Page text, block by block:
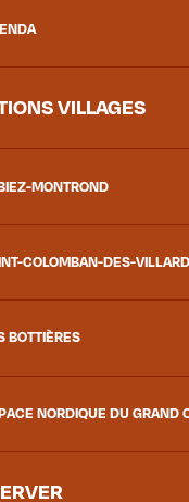
VILLAGES
MONTROND
COLOMBAN-DES-
BOTTIÈRES
NORDIQUE DU GRAND
la vallée.